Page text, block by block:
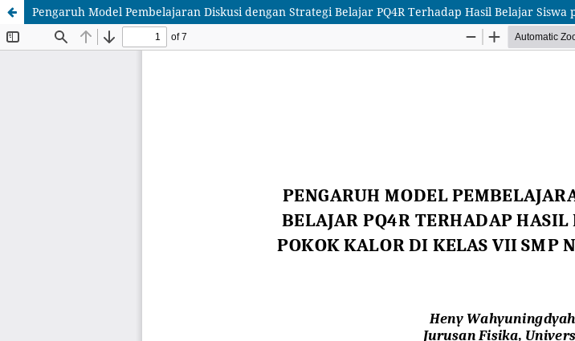
Pengaruh Model Pembelajaran Diskusi dengan Strategi Belajar PQ4R Terhadap Hasil Belajar